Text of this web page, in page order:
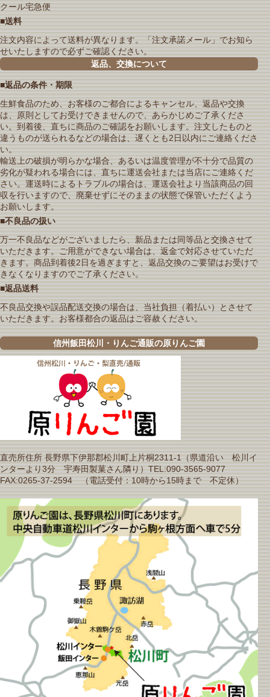
クール宅急便
■送料
注文内容によって送料が異なります。「注文承諾メール」でお知ら
せいたしますので必ずご確認ください。
返品、交換について
■返品の条件・期限
生鮮食品のため、お客様のご都合によるキャンセル、返品や交換
は、原則としてお受けできませんので、あらかじめご了承くださ
い。到着後、直ちに商品のご確認をお願いします。注文したものと
違うものが送られるなどの場合は、遅くとも2日以内にご連絡くださ
い。
輸送上の破損が明らかな場合、あるいは温度管理が不十分で品質の
劣化が疑われる場合には、直ちに運送会社または当店にご連絡くだ
さい。運送時によるトラブルの場合は、運送会社より当該商品の回
収を行いますので、廃棄せずにそのままの状態で保管いただくよう
お願いします。
■不良品の扱い
万一不良品などがございましたら、新品または同等品と交換させて
いただきます。ご用意ができない場合は、返金で対応させていただ
きます。商品到着後2日を過ぎますと、返品交換のご要望はお受けで
きなくなりますのでご了承ください。
■返品送料
不良品交換や誤品配送交換の場合は、当社負担（着払い）とさせて
いただきます。お客様都合の返品はご容赦ください。
信州飯田松川・りんご通販の原りんご園
直売所住所 長野県下伊那郡松川町上片桐2311-1（県道沿い 松川イ
ンターより3分 宇寿田製菓さん隣り）TEL:090-3565-9077
FAX:0265-37-2594 （電話受付：10時から15時まで 不定休）